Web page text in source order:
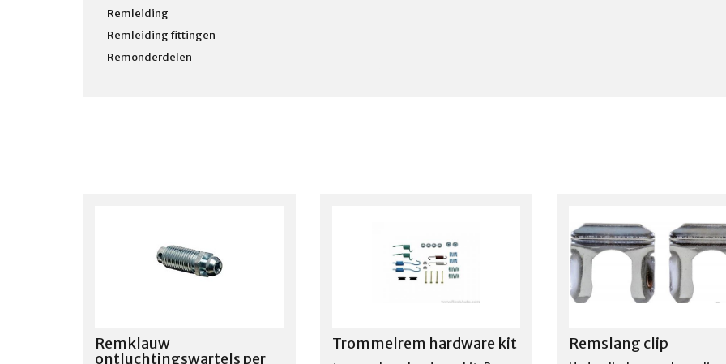
Remleiding
Remleiding fittingen
Remonderdelen
Remklauw
ontluchtingswartels per
Trommelrem hardware kit Remslang clip